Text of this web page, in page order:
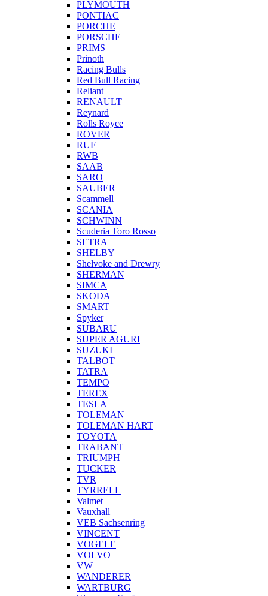
PLYMOUTH
PONTIAC
PORCHE
PORSCHE
PRIMS
Prinoth
Racing Bulls
Red Bull Racing
Reliant
RENAULT
Reynard
Rolls Royce
ROVER
RUF
RWB
SAAB
SARO
SAUBER
Scammell
SCANIA
SCHWINN
Scuderia Toro Rosso
SETRA
SHELBY
Shelvoke and Drewry
SHERMAN
SIMCA
SKODA
SMART
Spyker
SUBARU
SUPER AGURI
SUZUKI
TALBOT
TATRA
TEMPO
TEREX
TESLA
TOLEMAN
TOLEMAN HART
TOYOTA
TRABANT
TRIUMPH
TUCKER
TVR
TYRRELL
Valmet
Vauxhall
VEB Sachsenring
VINCENT
VOGELE
VOLVO
VW
WANDERER
WARTBURG